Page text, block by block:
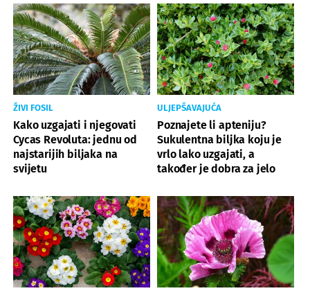
ŽIVI FOSIL
Kako uzgajati i njegovati
Cycas Revoluta: jednu od
najstarijih biljaka na
svijetu
ULJEPŠAVAJUĆA
Poznajete li apteniju?
Sukulentna biljka koju je
vrlo lako uzgajati, a
također je dobra za jelo